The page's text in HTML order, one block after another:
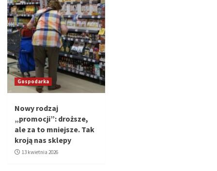
Gospodarka
Nowy rodzaj
„promocji”: droższe,
ale za to mniejsze. Tak
kroją nas sklepy
13 kwietnia 2026